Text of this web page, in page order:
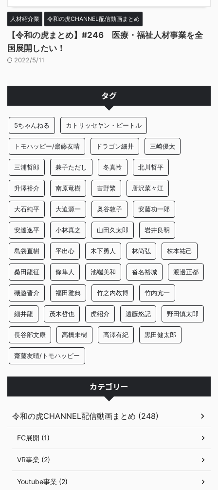
人材紹介業 令和の虎CHANNEL配信動画まとめ
【令和の虎まとめ】#246 医療・福祉人材事業を全
国展開したい！
2022/5/11
タグ
5ちゃんねる カトリッセヤン・ピートル
トモハッピー/齋藤友晴 ドラゴン細井 三崎優太
三浦哲郎 兼子ただし 冬真怜 北川哲平
升澤裕介 南原竜樹 吉野繁 唐沢菜々江
大石純平 大迫源一 奥谷敦子 安藤功一郎
安達逸平 小林真之 山田久太郎 岩井良明
島袋直樹 平出心 木下勇人 林尚弘 株本祐己
桑田龍征 條隼人 池端美和 沓名裕城 渡邊正都
磯遊晋介 福田雅典 竹之内教博 竹内亢一
細井龍 茂木哲也 虎紹介 遠藤悠記 野田慎太郎
長谷部文康 高橋未樹 高澤有紀 黒田健太郎
齋藤友晴/トモハッピー
カテゴリー
令和の虎CHANNEL配信動画まとめ (248)
FC展開 (1)
VR事業 (2)
Youtube事業 (2)